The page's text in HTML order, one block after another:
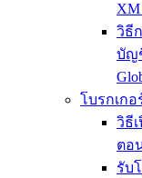
XM
วิธี
บัญ
โบรกเกอ
วิธี
ตอ
รับ